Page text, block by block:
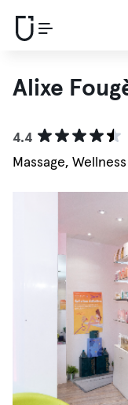
Alixe
4.4
Massage, Wellness